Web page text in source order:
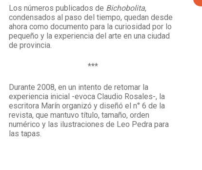
Los números publicados de Bichobolita,
condensados al paso del tiempo, quedan desde
ahora como documento para la curiosidad por lo
pequeño y la experiencia del arte en una ciudad
de provincia.
***
Durante 2008, en un intento de retomar la
experiencia inicial -evoca Claudio Rosales-, la
escritora Marín organizó y diseñó el n° 6 de la
revista, que mantuvo título, tamaño, orden
numérico y las ilustraciones de Leo Pedra para
las tapas.